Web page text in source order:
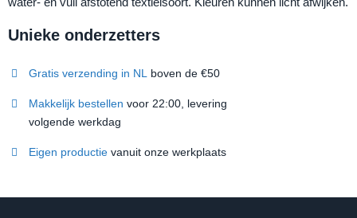
Unieke onderzetters
Gratis verzending in NL boven de €50
Makkelijk bestellen voor 22:00, levering
volgende werkdag
Eigen productie vanuit onze werkplaats